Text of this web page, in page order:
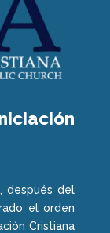
después del
el orden
Cristiana